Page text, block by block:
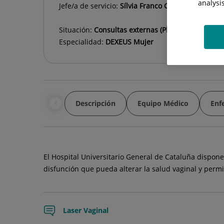
Jefe/a de servicio: Sílvia Franco Camps
Situación: Consultas externas (Planta 1) y sala
Especialidad: DEXEUS Mujer
Descripción Equipo Médico
El Hospital Universitario General de Cataluña
disfunción que pueda alterar la salud vaginal y
Laser Vaginal